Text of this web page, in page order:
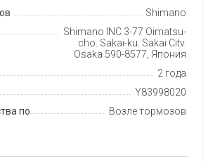
Shimano
Shimano INC 3-77 Oimatsu-
cho, Sakai-ku, Sakai City,
Osaka 590-8577, Япония
2 года
Y83998020
по
Возле тормозов